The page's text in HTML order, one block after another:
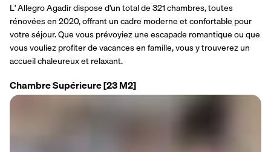
L' Allegro Agadir dispose d'un total de 321 chambres, toutes
rénovées en 2020, offrant un cadre moderne et confortable pour
votre séjour. Que vous prévoyiez une escapade romantique ou que
vous vouliez profiter de vacances en famille, vous y trouverez un
accueil chaleureux et relaxant.
Chambre Supérieure[23 M2]